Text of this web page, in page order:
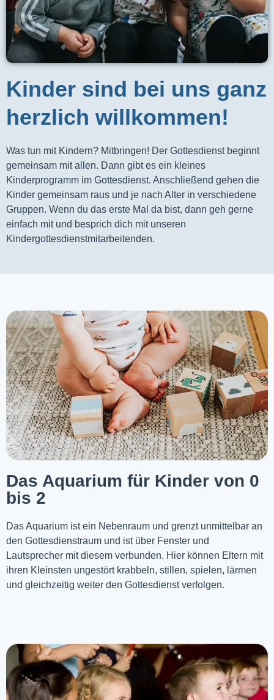
Kinder sind bei uns ganz
herzlich willkommen!
Was tun mit Kindern? Mitbringen! Der Gottesdienst beginnt
gemeinsam mit allen. Dann gibt es ein kleines
Kinderprogramm im Gottesdienst. Anschließend gehen die
Kinder gemeinsam raus und je nach Alter in verschiedene
Gruppen. Wenn du das erste Mal da bist, dann geh gerne
einfach mit und besprich dich mit unseren
Kindergottesdienstmitarbeitenden.
Das Aquarium für Kinder von 0
bis 2
Das Aquarium ist ein Nebenraum und grenzt unmittelbar an
den Gottesdienstraum und ist über Fenster und
Lautsprecher mit diesem verbunden. Hier können Eltern mit
ihren Kleinsten ungestört krabbeln, stillen, spielen, lärmen
und gleichzeitig weiter den Gottesdienst verfolgen.